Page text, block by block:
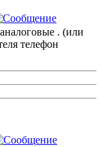
. (или
телефон